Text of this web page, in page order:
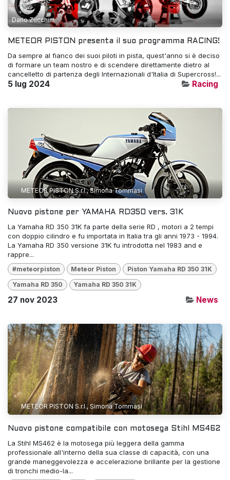
Dario Zucchini
METEOR PISTON presenta il suo programma RACING!
Da sempre al fianco dei suoi piloti in pista, quest'anno si è deciso
di formare un team nostro e di scendere direttamente dietro al
cancelletto di partenza degli Internazionali d'Italia di Supercross!...
5 lug 2024 Racing
METEOR PISTON S.r.l., Simona Tommasi
Nuovo pistone per YAMAHA RD350 vers. 31K
La Yamaha RD 350 31K fa parte della serie RD , motori a 2 tempi
con doppio cilindro e fu importata in Italia tra gli anni 1973 - 1994.
La Yamaha RD 350 versione 31K fu introdotta nel 1983 and e
rappre...
#meteorpiston Meteor Piston Piston Yamaha RD 350 31K
Yamaha RD 350 Yamaha RD 350 31K
27 nov 2023 News
METEOR PISTON S.r.l., Simona Tommasi
Nuovo pistone compatibile con motosega Stihl MS462
La Stihl MS462 è la motosega più leggera della gamma
professionale all'interno della sua classe di capacità, con una
grande maneggevolezza e accelerazione brillante per la gestione
di tronchi medio-la...